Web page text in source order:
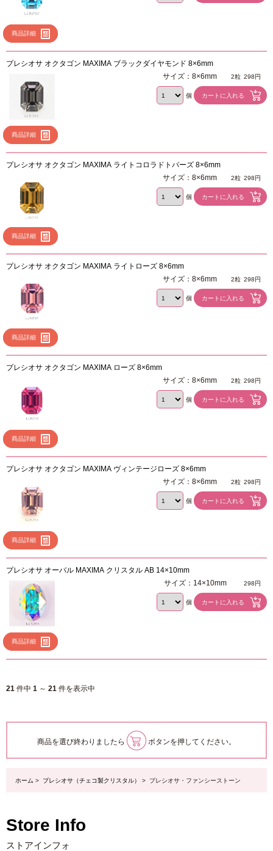
商品詳細
プレシオサ オクタゴン MAXIMA ブラックダイヤモンド 8×6mm
商品詳細
サイズ：8×6mm 2粒 298円
個
プレシオサ オクタゴン MAXIMA ライトコロラドトパーズ 8×6mm
商品詳細
サイズ：8×6mm 2粒 298円
個
プレシオサ オクタゴン MAXIMA ライトローズ 8×6mm
商品詳細
サイズ：8×6mm 2粒 298円
個
プレシオサ オクタゴン MAXIMA ローズ 8×6mm
商品詳細
サイズ：8×6mm 2粒 298円
個
プレシオサ オクタゴン MAXIMA ヴィンテージローズ 8×6mm
商品詳細
サイズ：8×6mm 2粒 298円
個
プレシオサ オーバル MAXIMA クリスタル AB 14×10mm
商品詳細
サイズ：14×10mm 298円
個
21 件中 1 ～ 21 件を表示中
商品を選び終わりましたら ボタンを押してください。
ホーム > プレシオサ（チェコ製クリスタル） > プレシオサ・ファンシーストーン
Store Info
ストアインフォ